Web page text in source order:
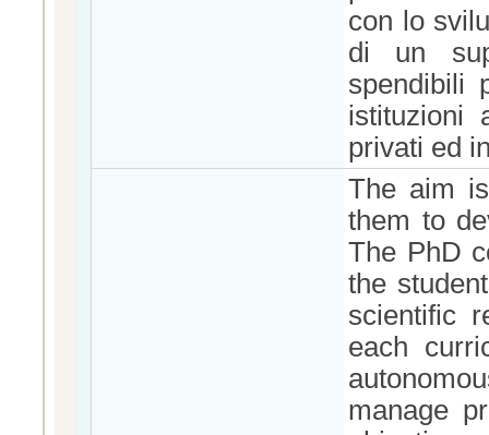
con lo
di un
spendibili
istituzioni
privati ed
The aim
them to
The PhD
the
scientific
each
manage